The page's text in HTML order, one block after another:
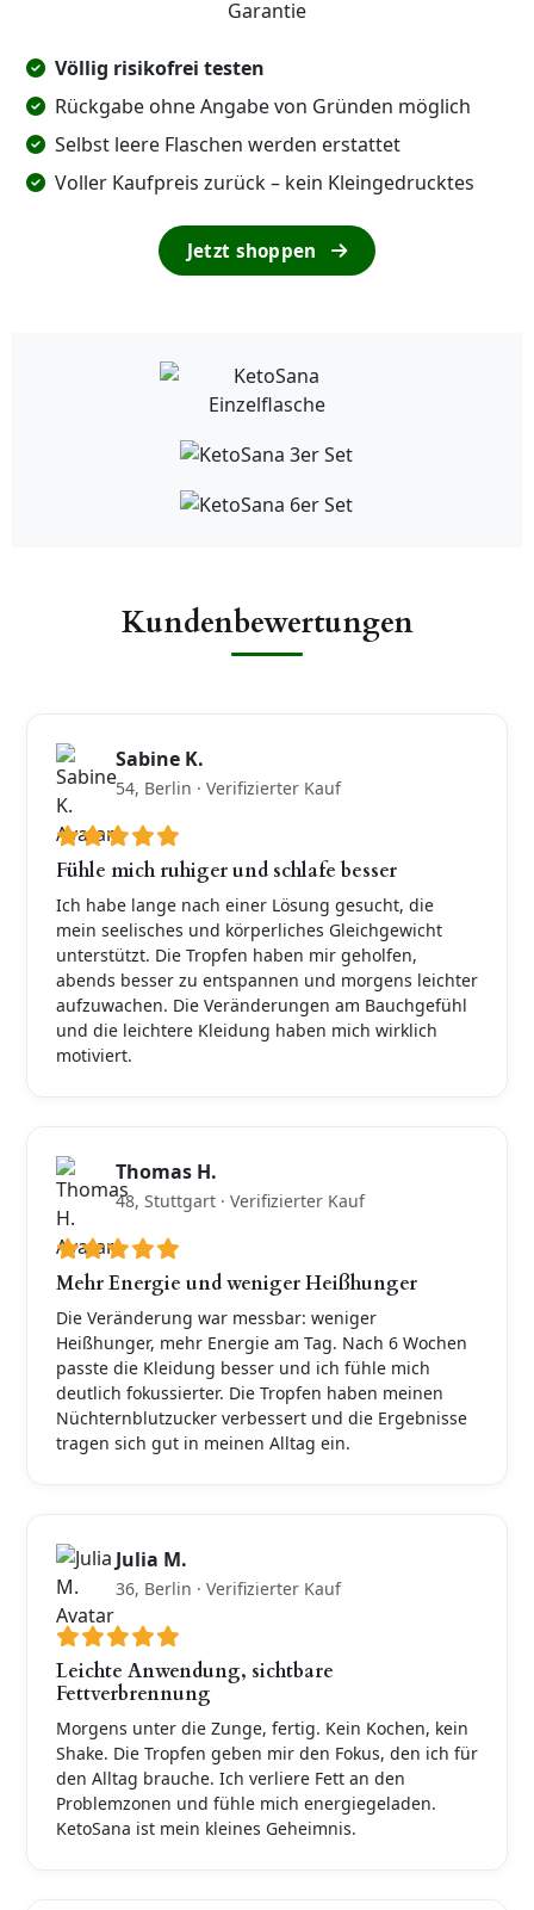
Völlig risikofrei testen
Rückgabe ohne Angabe von Gründen möglich
Selbst leere Flaschen werden erstattet
Voller Kaufpreis zurück – kein Kleingedrucktes
Jetzt shoppen
Kundenbewertungen
Sabine K.
54, Berlin · Verifizierter Kauf
Fühle mich ruhiger und schlafe besser
Ich habe lange nach einer Lösung gesucht, die
mein seelisches und körperliches Gleichgewicht
unterstützt. Die Tropfen haben mir geholfen,
abends besser zu entspannen und morgens leichter
aufzuwachen. Die Veränderungen am Bauchgefühl
und die leichtere Kleidung haben mich wirklich
motiviert.
Thomas H.
48, Stuttgart · Verifizierter Kauf
Mehr Energie und weniger Heißhunger
Die Veränderung war messbar: weniger
Heißhunger, mehr Energie am Tag. Nach 6 Wochen
passte die Kleidung besser und ich fühle mich
deutlich fokussierter. Die Tropfen haben meinen
Nüchternblutzucker verbessert und die Ergebnisse
tragen sich gut in meinen Alltag ein.
Julia M.
36, Berlin · Verifizierter Kauf
Leichte Anwendung, sichtbare
Fettverbrennung
Morgens unter die Zunge, fertig. Kein Kochen, kein
Shake. Die Tropfen geben mir den Fokus, den ich für
den Alltag brauche. Ich verliere Fett an den
Problemzonen und fühle mich energiegeladen.
KetoSana ist mein kleines Geheimnis.